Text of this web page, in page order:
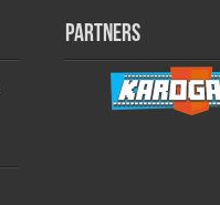
Partners